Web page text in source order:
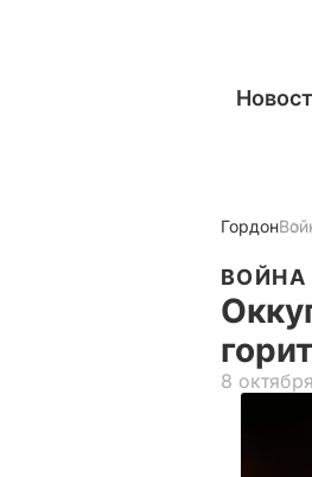
Гордон
ВОЙНА
8